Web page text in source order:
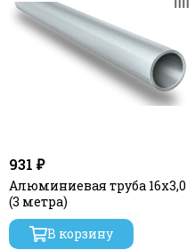
931 ₽
Алюминиевая труба 16х3,0
(3 метра)
В корзину